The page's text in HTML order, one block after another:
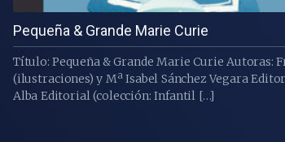
Pequeña & Grande Marie Curie
Título: Pequeña & Grande Marie Curie Autoras:
(ilustraciones) y Mª Isabel Sánchez Vegara
Alba Editorial (colección: Infantil […]